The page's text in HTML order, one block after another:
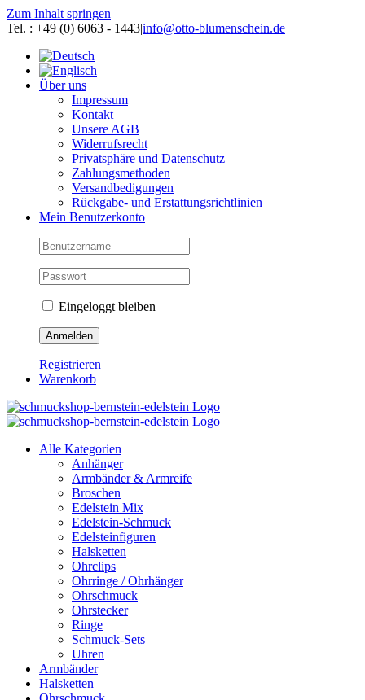
Zum Inhalt springen
Tel. : +49 (0) 6063 - 1443|info@otto-blumenschein.de
Über uns
Impressum
Kontakt
Unsere AGB
Widerrufsrecht
Privatsphäre und Datenschutz
Zahlungsmethoden
Versandbedigungen
Rückgabe- und Erstattungsrichtlinien
Mein Benutzerkonto
Eingeloggt bleiben
Registrieren
Warenkorb
Alle Kategorien
Anhänger
Armbänder & Armreife
Broschen
Edelstein Mix
Edelstein-Schmuck
Edelsteinfiguren
Halsketten
Ohrclips
Ohrringe / Ohrhänger
Ohrschmuck
Ohrstecker
Ringe
Schmuck-Sets
Uhren
Armbänder
Halsketten